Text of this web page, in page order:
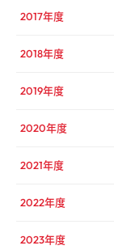
2017年度
2018年度
2019年度
2020年度
2021年度
2022年度
2023年度